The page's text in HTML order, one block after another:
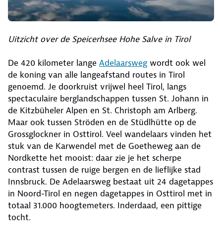
Uitzicht over de Speicerhsee Hohe Salve in Tirol
De 420 kilometer lange Adelaarsweg wordt ook wel
de koning van alle langeafstand routes in Tirol
genoemd. Je doorkruist vrijwel heel Tirol, langs
spectaculaire berglandschappen tussen St. Johann in
de Kitzbüheler Alpen en St. Christoph am Arlberg.
Maar ook tussen Ströden en de Stüdlhütte op de
Grossglockner in Osttirol. Veel wandelaars vinden het
stuk van de Karwendel met de Goetheweg aan de
Nordkette het mooist: daar zie je het scherpe
contrast tussen de ruige bergen en de lieflijke stad
Innsbruck. De Adelaarsweg bestaat uit 24 dagetappes
in Noord-Tirol en negen dagetappes in Osttirol met in
totaal 31.000 hoogtemeters. Inderdaad, een pittige
tocht.